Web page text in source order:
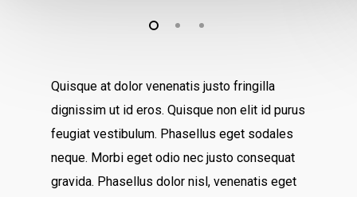
Quisque at dolor venenatis justo fringilla
dignissim ut id eros. Quisque non elit id purus
feugiat vestibulum. Phasellus eget sodales
neque. Morbi eget odio nec justo consequat
gravida. Phasellus dolor nisl, venenatis eget